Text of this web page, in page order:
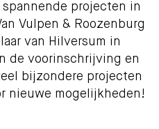
spannende projecten in
Vulpen & Roozenburg
van Hilversum in
de voorinschrijving en
bijzondere projecten
nieuwe mogelijkheden!